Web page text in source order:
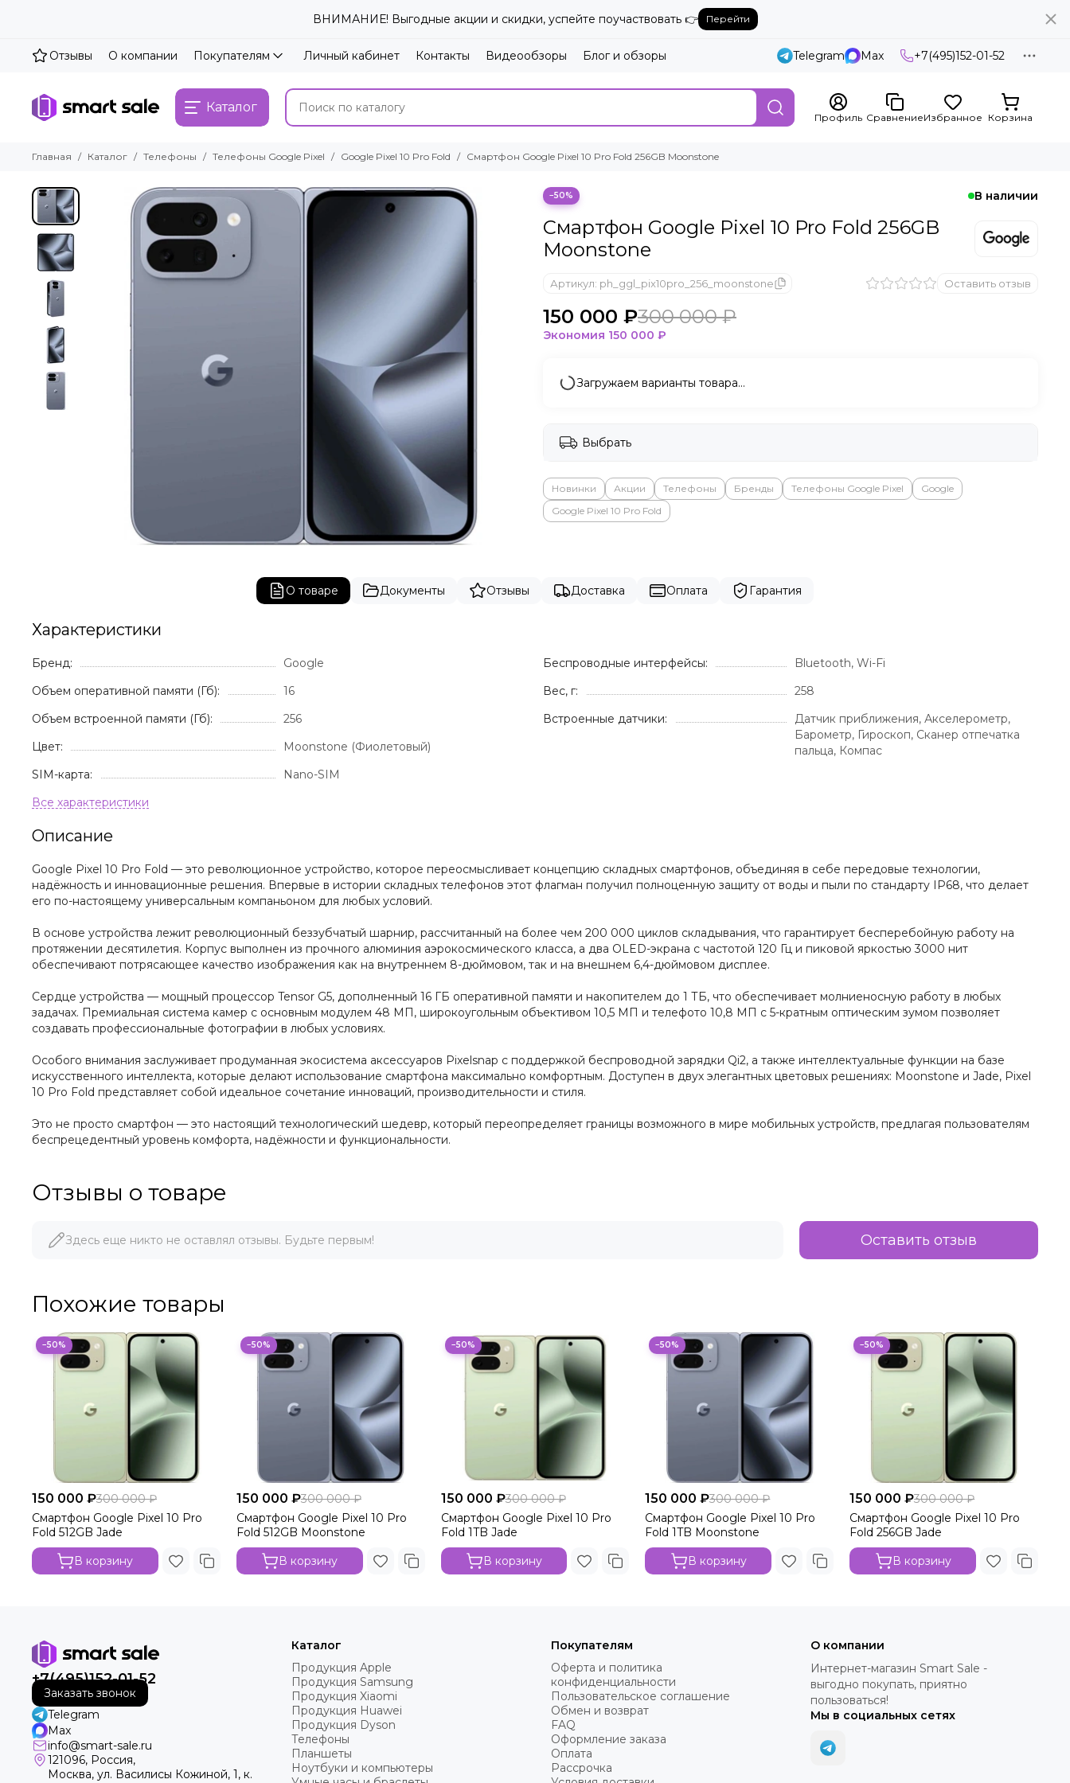
ВНИМАНИЕ! Выгодные акции и скидки, успейте поучаствовать 👉 Перейти
Отзывы О компании Покупателям Личный кабинет Контакты Видеообзоры Блог и обзоры Telegram Max +7(495)152-01-52
Каталог
Профиль СравнениеИзбранное Корзина
Главная Каталог Телефоны Телефоны Google Pixel Google Pixel 10 Pro Fold Смартфон Google Pixel 10 Pro Fold 256GB Moonstone
−50% В наличии
Смартфон Google Pixel 10 Pro Fold 256GB
Moonstone
Артикул: ph_ggl_pix10pro_256_moonstone Оставить отзыв
150 000 ₽300 000 ₽
Экономия 150 000 ₽
Загружаем варианты товара…
Выбрать
Новинки Акции Телефоны Бренды Телефоны Google Pixel
Google
Google Pixel 10 Pro Fold
О товаре Документы Отзывы Доставка Оплата Гарантия
Характеристики
Бренд:
Google
Объем оперативной памяти (Гб):
16
Объем встроенной памяти (Гб):
256
Цвет:
Moonstone (Фиолетовый)
SIM-карта:
Nano-SIM
Беспроводные интерфейсы:
Bluetooth, Wi-Fi
Вес, г:
258
Встроенные датчики:
Датчик приближения, Акселерометр,
Барометр, Гироскоп, Сканер отпечатка
пальца, Компас
Описание
Google Pixel 10 Pro Fold — это революционное устройство, которое переосмысливает концепцию складных смартфонов, объединяя в себе передовые технологии,
надёжность и инновационные решения. Впервые в истории складных телефонов этот флагман получил полноценную защиту от воды и пыли по стандарту IP68, что делает
его по-настоящему универсальным компаньоном для любых условий.
В основе устройства лежит революционный беззубчатый шарнир, рассчитанный на более чем 200 000 циклов складывания, что гарантирует бесперебойную работу на
протяжении десятилетия. Корпус выполнен из прочного алюминия аэрокосмического класса, а два OLED-экрана с частотой 120 Гц и пиковой яркостью 3000 нит
обеспечивают потрясающее качество изображения как на внутреннем 8-дюймовом, так и на внешнем 6,4-дюймовом дисплее.
Сердце устройства — мощный процессор Tensor G5, дополненный 16 ГБ оперативной памяти и накопителем до 1 ТБ, что обеспечивает молниеносную работу в любых
задачах. Премиальная система камер с основным модулем 48 МП, широкоугольным объективом 10,5 МП и телефото 10,8 МП с 5-кратным оптическим зумом позволяет
создавать профессиональные фотографии в любых условиях.
Особого внимания заслуживает продуманная экосистема аксессуаров Pixelsnap с поддержкой беспроводной зарядки Qi2, а также интеллектуальные функции на базе
искусственного интеллекта, которые делают использование смартфона максимально комфортным. Доступен в двух элегантных цветовых решениях: Moonstone и Jade, Pixel
10 Pro Fold представляет собой идеальное сочетание инноваций, производительности и стиля.
Это не просто смартфон — это настоящий технологический шедевр, который переопределяет границы возможного в мире мобильных устройств, предлагая пользователям
беспрецедентный уровень комфорта, надёжности и функциональности.
Отзывы о товаре
Здесь еще никто не оставлял отзывы. Будьте первым! Оставить отзыв
Похожие товары
−50%
150 000 ₽300 000 ₽
Смартфон Google Pixel 10 Pro
Fold 512GB Jade
В корзину
−50%
150 000 ₽300 000 ₽
Смартфон Google Pixel 10 Pro
Fold 512GB Moonstone
В корзину
−50%
150 000 ₽300 000 ₽
Смартфон Google Pixel 10 Pro
Fold 1TB Jade
В корзину
−50%
150 000 ₽300 000 ₽
Смартфон Google Pixel 10 Pro
Fold 1TB Moonstone
В корзину
−50%
150 000 ₽300 000 ₽
Смартфон Google Pixel 10 Pro
Fold 256GB Jade
В корзину
+7(495)152-01-52
Заказать звонок
Telegram
Max
info@smart-sale.ru
121096, Россия,
Москва, ул. Василисы Кожиной, 1, к.
Каталог
Продукция Apple
Продукция Samsung
Продукция Xiaomi
Продукция Huawei
Продукция Dyson
Телефоны
Планшеты
Ноутбуки и компьютеры
Покупателям
Оферта и политика
конфиденциальности
Пользовательское соглашение
Обмен и возврат
FAQ
Оформление заказа
Оплата
Рассрочка
О компании
Интернет-магазин Smart Sale -
выгодно покупать, приятно
пользоваться!
Мы в социальных сетях